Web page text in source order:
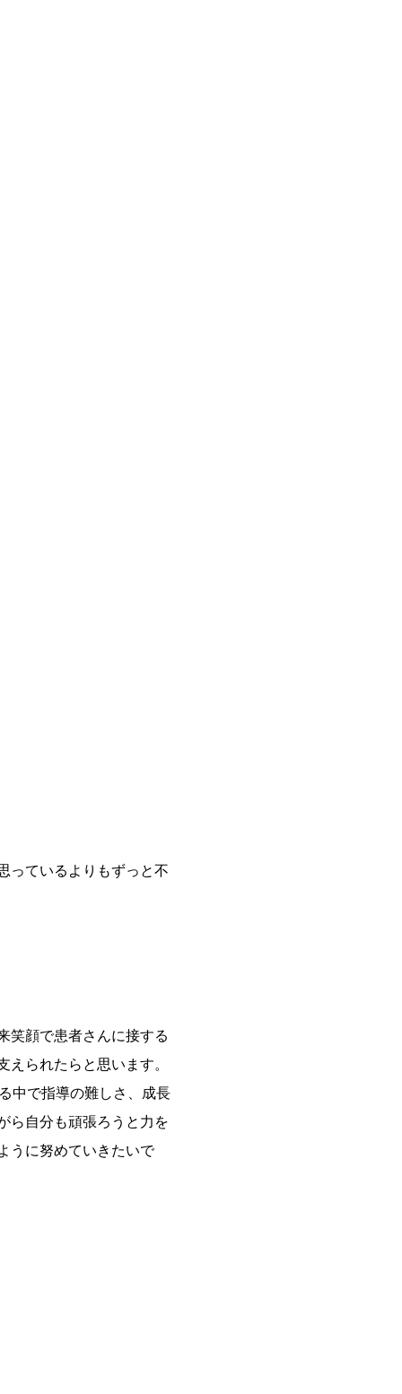
っているよりもずっと不
笑顔で患者さんに接する
られたらと思います。
中で指導の難しさ、成長
ら自分も頑張ろうと力を
うに努めていきたいで